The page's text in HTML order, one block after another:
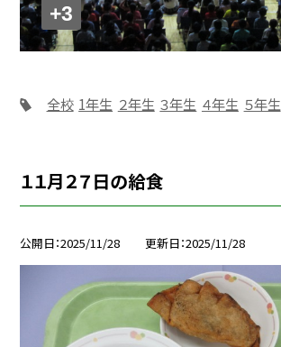
+3
全校 1年生 ２年生 ３年生 ４年生 ５年生
１１月２７日の給食
公開日 2025/11/28 更新日 2025/11/28